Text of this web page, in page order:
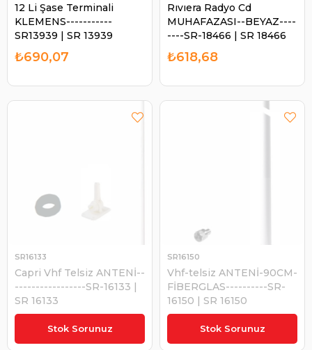
12 Li Şase Terminali
KLEMENS-----------
SR13939 | SR 13939
₺690,07
Rıvıera Radyo Cd
MUHAFAZASI--BEYAZ----
----SR-18466 | SR 18466
₺618,68
Stok Sorunuz
Capri Vhf Telsiz ANTENİ--
-----------------SR-16133 |
SR 16133
SR16133
₺2.252,31 Stok Sorunuz
Vhf-telsiz ANTENİ-90CM-
FİBERGLAS----------SR-
16150 | SR 16150
SR16150
₺5.026,50